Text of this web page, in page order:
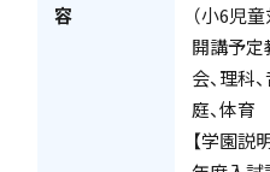
容
（小6児童
開講予定
会、理科
庭、体育
【学園説
国内・海外研修旅行